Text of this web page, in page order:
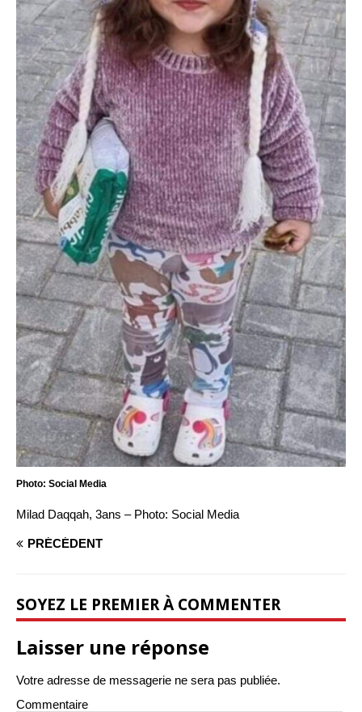
Photo: Social Media
Milad Daqqah, 3ans – Photo: Social Media
PRÉCÉDENT
SOYEZ LE PREMIER À COMMENTER
Laisser une réponse
Votre adresse de messagerie ne sera pas publiée.
Commentaire